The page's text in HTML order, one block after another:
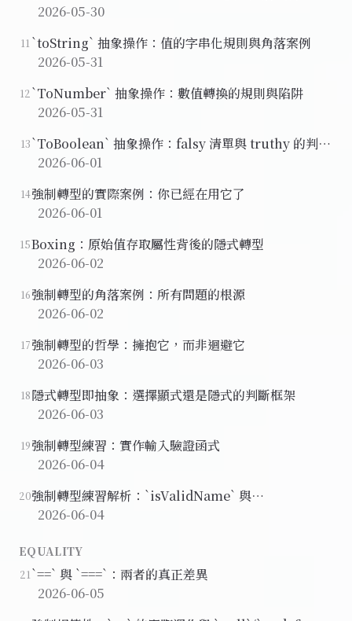
2026-05-30
11 `toString` 抽象操作：值的字串化規則與角落案例
2026-05-31
12 `ToNumber` 抽象操作：數值轉換的規則與陷阱
2026-05-31
13`ToBoolean` 抽象操作：falsy 清單與 truthy 的判斷
邏輯
2026-06-01
14強制轉型的實際案例：你已經在用它了
2026-06-01
15Boxing：原始值存取屬性背後的隱式轉型
2026-06-02
16強制轉型的角落案例：所有問題的根源
2026-06-02
17強制轉型的哲學：擁抱它，而非迴避它
2026-06-03
18隱式轉型即抽象：選擇顯式還是隱式的判斷框架
2026-06-03
19強制轉型練習：實作輸入驗證函式
2026-06-04
20強制轉型練習解析：`isValidName` 與
`hoursAttended`
2026-06-04
EQUALITY
21 `==` 與 `===`：兩者的真正差異
2026-06-05